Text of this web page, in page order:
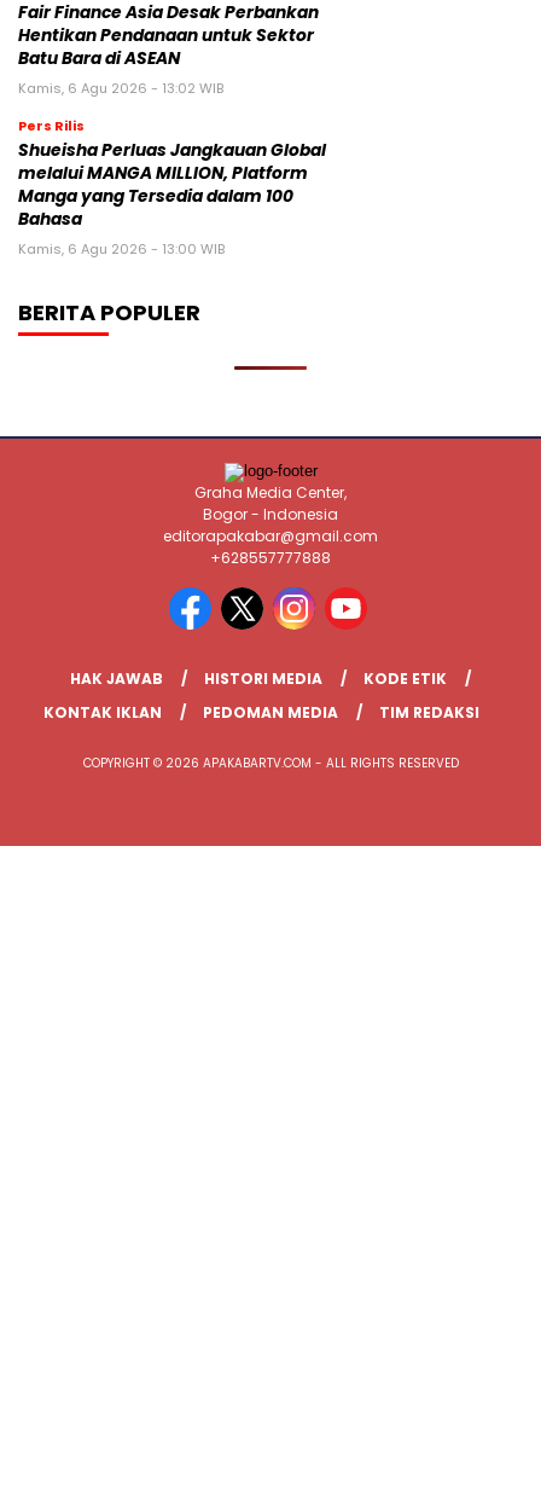
Fair Finance Asia Desak Perbankan
Hentikan Pendanaan untuk Sektor
Batu Bara di ASEAN
Kamis, 6 Agu 2026 - 13:02 WIB
Pers Rilis
Shueisha Perluas Jangkauan Global
melalui MANGA MILLION, Platform
Manga yang Tersedia dalam 100
Bahasa
Kamis, 6 Agu 2026 - 13:00 WIB
BERITA POPULER
Graha Media Center,
Bogor - Indonesia
editorapakabar@gmail.com
+628557777888
HAK JAWAB HISTORI MEDIA
KODE ETIK
KONTAK IKLAN
PEDOMAN MEDIA TIM REDAKSI
COPYRIGHT © 2026 APAKABARTV.COM - ALL RIGHTS RESERVED